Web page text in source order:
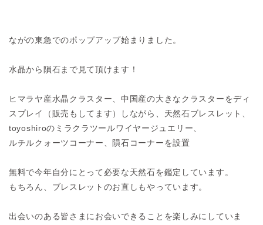
ながの東急でのポップアップ始まりました。
水晶から隕石まで見て頂けます！
ヒマラヤ産水晶クラスター、中国産の大きなクラスターをディ
スプレイ（販売もしてます）しながら、天然石ブレスレット、
toyoshiroのミラクラツールワイヤージュエリー、
ルチルクォーツコーナー、隕石コーナーを設置
無料で今年自分にとって必要な天然石を鑑定しています。
もちろん、ブレスレットのお直しもやっています。
出会いのある皆さまにお会いできることを楽しみにしていま